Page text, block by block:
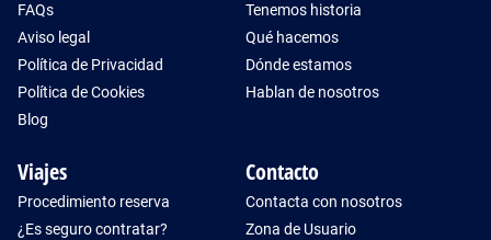
FAQs
Aviso legal
Política de Privacidad
Política de Cookies
Blog
Tenemos historia
Qué hacemos
Dónde estamos
Hablan de nosotros
Viajes
Procedimiento reserva
¿Es seguro contratar?
Contacto
Contacta con nosotros
Zona de Usuario